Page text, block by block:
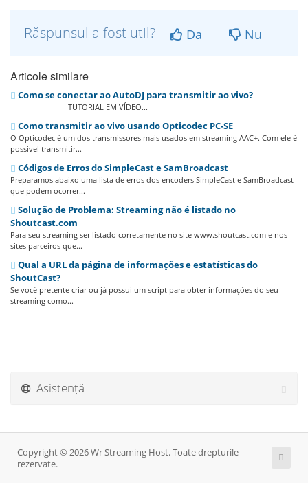
Răspunsul a fost util? Da Nu
Articole similare
Como se conectar ao AutoDJ para transmitir ao vivo?
TUTORIAL EM VÍDEO...
Como transmitir ao vivo usando Opticodec PC-SE
O Opticodec é um dos transmissores mais usados em streaming AAC+. Com ele é
possivel transmitir...
Códigos de Erros do SimpleCast e SamBroadcast
Preparamos abaixo uma lista de erros dos encoders SimpleCast e SamBroadcast
que podem ocorrer...
Solução de Problema: Streaming não é listado no
Shoutcast.com
Para seu streaming ser listado corretamente no site www.shoutcast.com e nos
sites parceiros que...
Qual a URL da página de informações e estatísticas do
ShoutCast?
Se você pretente criar ou já possui um script para obter informações do seu
streaming como...
Asistență
Copyright © 2026 Wr Streaming Host. Toate drepturile
rezervate.